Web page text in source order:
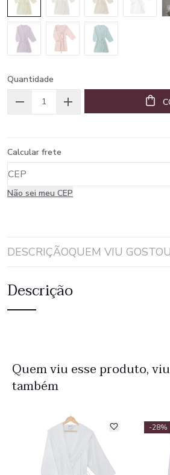
Quantidade
Calcular frete
Não sei meu CEP
DESCRIÇÃOQUEM VIU GOSTOU
Descrição
Quem viu esse produto, viu
também
-28%